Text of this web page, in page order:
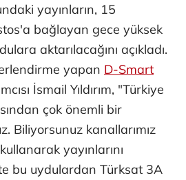
yayınların, 15
bağlayan gece yüksek
aktarılacağını açıkladı.
yapan D-Smart
İsmail Yıldırım, "Türkiye
çok önemli bir
Biliyorsunuz kanallarımız
yayınlarını
bu uydulardan Türksat 3A